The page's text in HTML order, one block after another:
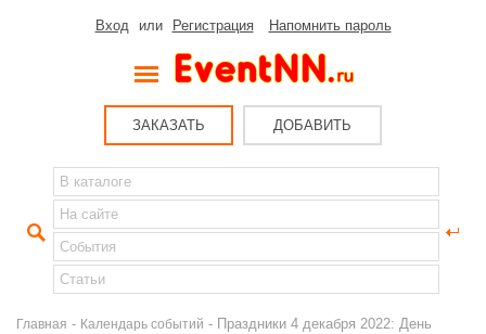
Вход или Регистрация Напомнить пароль
ЗАКАЗАТЬ ДОБАВИТЬ
Главная - Календарь событий - Праздники 4 декабря 2022: День